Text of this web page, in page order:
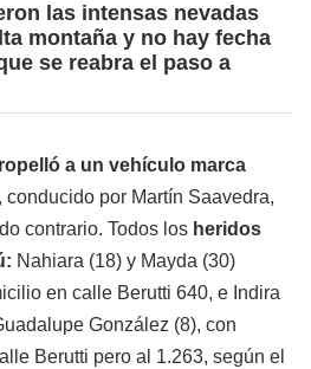
las intensas nevadas
montaña y no hay fecha
se reabra el paso a
a un vehículo marca
conducido por Martín Saavedra,
contrario. Todos los heridos
Nahiara (18) y Mayda (30)
en calle Berutti 640, e Indira
González (8), con
Berutti pero al 1.263, según el